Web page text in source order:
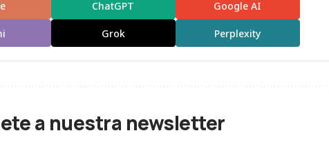
ChatGPT Google AI
Grok Perplexity
a nuestra newsletter